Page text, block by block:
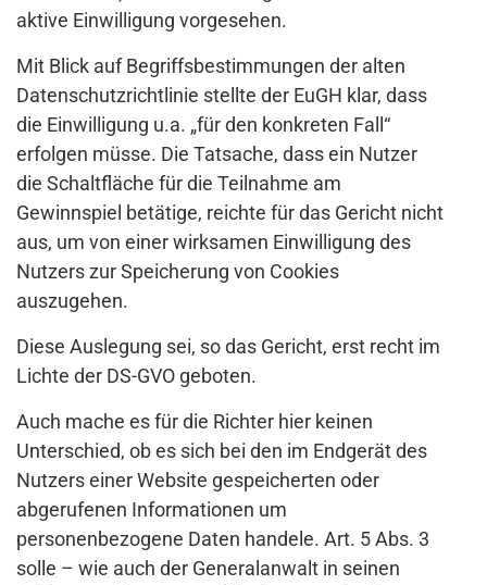
aktive Einwilligung vorgesehen.
Mit Blick auf Begriffsbestimmungen der alten
Datenschutzrichtlinie stellte der EuGH klar, dass
die Einwilligung u.a. „für den konkreten Fall“
erfolgen müsse. Die Tatsache, dass ein Nutzer
die Schaltfläche für die Teilnahme am
Gewinnspiel betätige, reichte für das Gericht nicht
aus, um von einer wirksamen Einwilligung des
Nutzers zur Speicherung von Cookies
auszugehen.
Diese Auslegung sei, so das Gericht, erst recht im
Lichte der DS-GVO geboten.
Auch mache es für die Richter hier keinen
Unterschied, ob es sich bei den im Endgerät des
Nutzers einer Website gespeicherten oder
abgerufenen Informationen um
personenbezogene Daten handele. Art. 5 Abs. 3
solle – wie auch der Generalanwalt in seinen